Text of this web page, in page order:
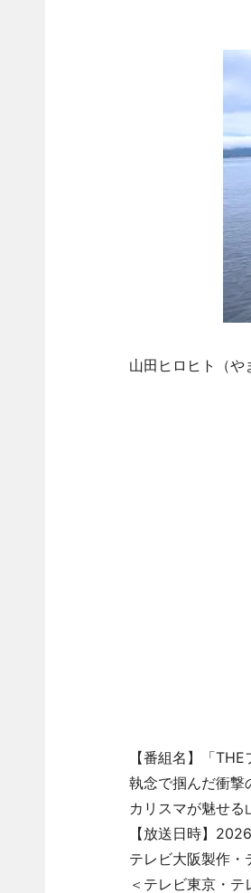
山田ヒロヒト（
【番組名】「THE
執念で掴んだ衝撃
カリスマが魅せる
【放送日時】
テレビ大阪製作・
＜テレビ東京・